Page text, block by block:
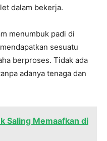
dalam bekerja.
menumbuk padi di
sesuatu
berproses. Tidak ada
adanya tenaga dan
Saling Memaafkan di